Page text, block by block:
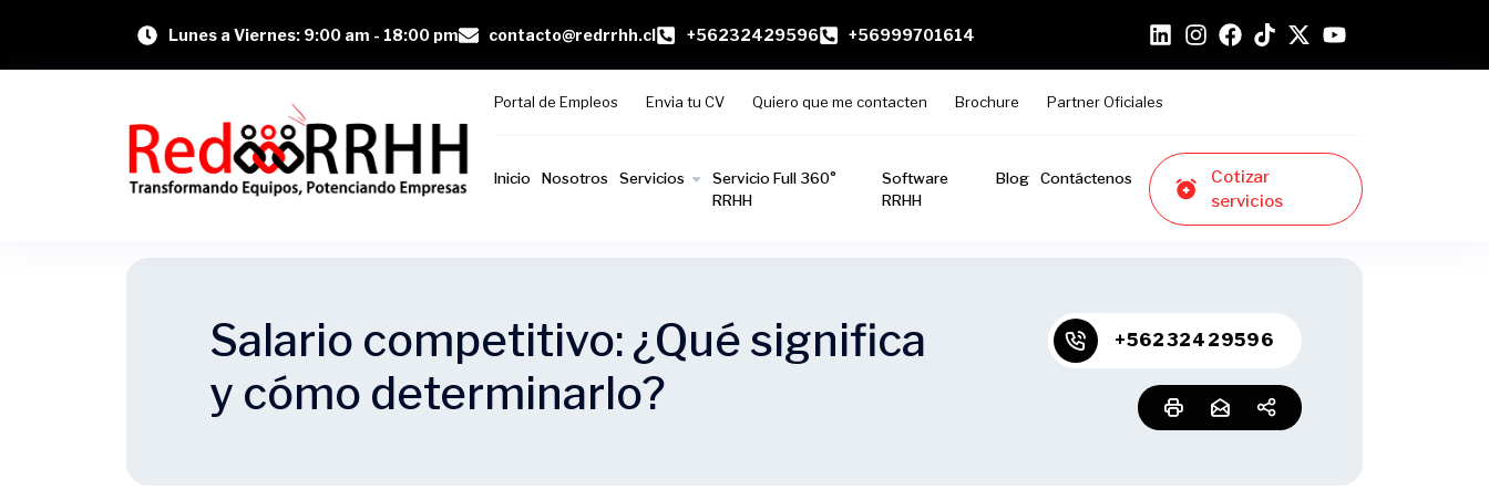
Lunes a Viernes: 9:00 am - 18:00 pm contacto@redrrhh.cl +56232429596 +56999701614
Portal de Empleos Envia tu CV Quiero que me contacten Brochure Partner Oficiales
Inicio Nosotros Servicios
Servicio Full 360°
RRHH
Software
RRHH
Blog Contáctenos
Cotizar
servicios
Salario competitivo: ¿Qué significa
y cómo determinarlo?
+56232429596